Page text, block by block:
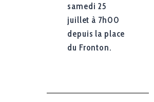
samedi 25
juillet à 7h00
depuis la place
du Fronton.